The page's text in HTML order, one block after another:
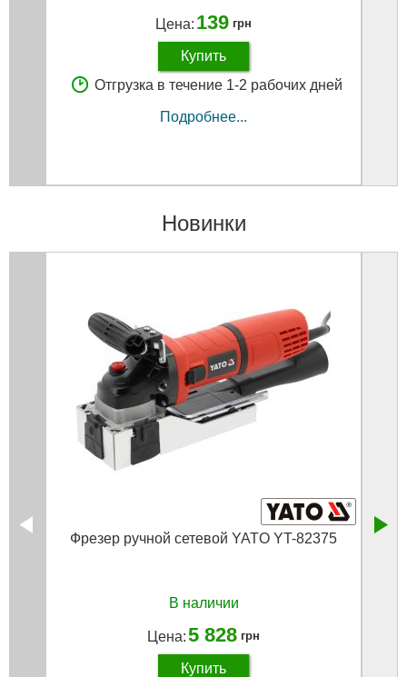
Цена: 139 грн
Купить
Отгрузка в течение 1-2 рабочих дней
Подробнее...
Новинки
Фрезер ручной сетевой YATO YT-82375
В наличии
Цена:5 828 грн
Купить